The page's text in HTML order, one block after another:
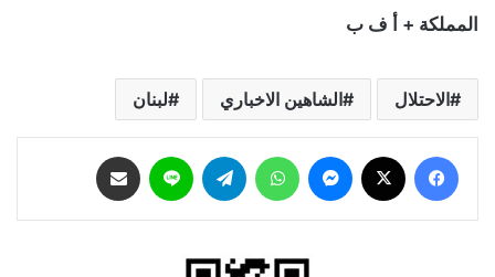
المملكة + أ ف ب
الاحتلال الشاهين الاخباري لبنان
فيسبوك ماسنجر واتساب تيلقرام لاين